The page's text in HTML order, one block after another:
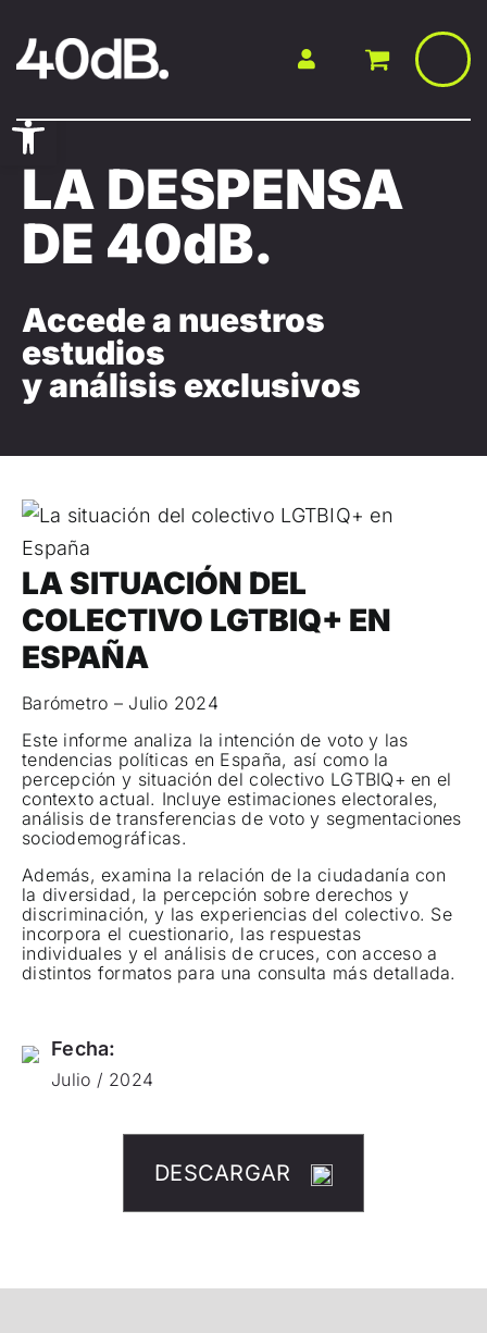
Abrir barra de herramientas
contenido
LA DESPENSA
DE 40dB.
Accede a nuestros
estudios
y análisis exclusivos
LA SITUACIÓN DEL
COLECTIVO LGTBIQ+ EN
ESPAÑA
Barómetro – Julio 2024
Este informe analiza la intención de voto y las
tendencias políticas en España, así como la
percepción y situación del colectivo LGTBIQ+ en el
contexto actual. Incluye estimaciones electorales,
análisis de transferencias de voto y segmentaciones
sociodemográficas.
Además, examina la relación de la ciudadanía con
la diversidad, la percepción sobre derechos y
discriminación, y las experiencias del colectivo. Se
incorpora el cuestionario, las respuestas
individuales y el análisis de cruces, con acceso a
distintos formatos para una consulta más detallada.
Fecha:
Julio / 2024
DESCARGAR